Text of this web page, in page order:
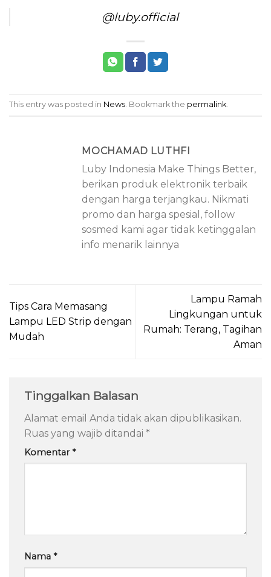
@luby.official
This entry was posted in News. Bookmark the permalink.
MOCHAMAD LUTHFI
Luby Indonesia Make Things Better,
berikan produk elektronik terbaik
dengan harga terjangkau. Nikmati
promo dan harga spesial, follow
sosmed kami agar tidak ketinggalan
info menarik lainnya
Tips Cara Memasang
Lampu LED Strip dengan
Mudah
Lampu Ramah
Lingkungan untuk
Rumah: Terang, Tagihan
Aman
Tinggalkan Balasan
Alamat email Anda tidak akan dipublikasikan.
Ruas yang wajib ditandai *
Komentar*
Nama *